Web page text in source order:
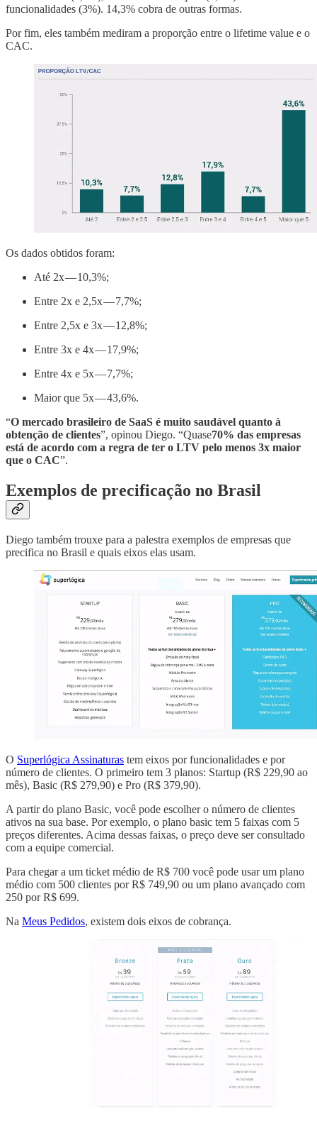
funcionalidades (3%). 14,3% cobra de outras formas.
Por fim, eles também mediram a proporção entre o lifetime value e o
CAC.
Os dados obtidos foram:
Até 2x — 10,3%;
Entre 2x e 2,5x — 7,7%;
Entre 2,5x e 3x — 12,8%;
Entre 3x e 4x — 17,9%;
Entre 4x e 5x — 7,7%;
Maior que 5x — 43,6%.
“O mercado brasileiro de SaaS é muito saudável quanto à
obtenção de clientes”, opinou Diego. “Quase70% das empresas
está de acordo com a regra de ter o LTV pelo menos 3x maior
que o CAC”.
Exemplos de precificação no Brasil
Diego também trouxe para a palestra exemplos de empresas que
precifica no Brasil e quais eixos elas usam.
O Superlógica Assinaturas tem eixos por funcionalidades e por
número de clientes. O primeiro tem 3 planos: Startup (R$ 229,90 ao
mês), Basic (R$ 279,90) e Pro (R$ 379,90).
A partir do plano Basic, você pode escolher o número de clientes
ativos na sua base. Por exemplo, o plano basic tem 5 faixas com 5
preços diferentes. Acima dessas faixas, o preço deve ser consultado
com a equipe comercial.
Para chegar a um ticket médio de R$ 700 você pode usar um plano
médio com 500 clientes por R$ 749,90 ou um plano avançado com
250 por R$ 699.
Na Meus Pedidos, existem dois eixos de cobrança.